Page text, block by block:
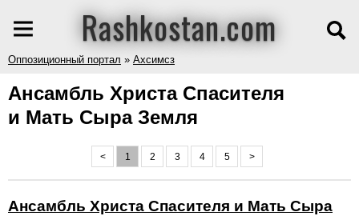
Rashkostan.com
Оппозиционный портал » Ахсимсз
Ансамбль Христа Спасителя
и Мать Сыра Земля
< 1 2 3 4 5 >
Ансамбль Христа Спасителя и Мать Сыра